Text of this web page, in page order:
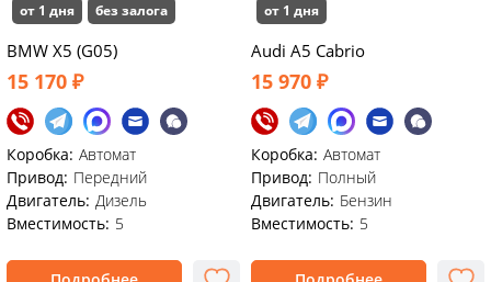
от 1 дня без залога
BMW X5 (G05)
15 170 ₽
Коробка: Автомат
Привод: Передний
Двигатель: Дизель
Вместимость: 5
от 1 дня
Audi A5 Cabrio
15 970 ₽
Коробка: Автомат
Привод: Полный
Двигатель: Бензин
Вместимость: 5